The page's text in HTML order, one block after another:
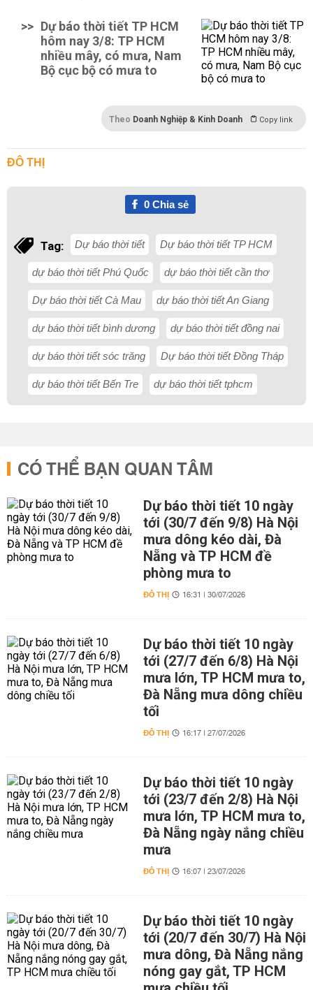
>> Dự báo thời tiết TP HCM
hôm nay 3/8: TP HCM
nhiều mây, có mưa, Nam
Bộ cục bộ có mưa to
Theo Doanh Nghiệp & Kinh Doanh Copy link
ĐÔ THỊ
0Chia sẻ
Tag: Dự báo thời tiết Dự báo thời tiết TP HCM
dự báo thời tiết Phú Quốc dự báo thời tiết cần thơ
Dự báo thời tiết Cà Mau dự báo thời tiết An Giang
dự báo thời tiết bình dương dự báo thời tiết đồng nai
dự báo thời tiết sóc trăng Dự báo thời tiết Đồng Tháp
dự báo thời tiết Bến Tre dự báo thời tiết tphcm
CÓ THỂ BẠN QUAN TÂM
Dự báo thời tiết 10 ngày
tới (30/7 đến 9/8) Hà Nội
mưa dông kéo dài, Đà
Nẵng và TP HCM đề
phòng mưa to
ĐÔ THỊ 16:31 | 30/07/2026
Dự báo thời tiết 10 ngày
tới (27/7 đến 6/8) Hà Nội
mưa lớn, TP HCM mưa to,
Đà Nẵng mưa dông chiều
tối
ĐÔ THỊ 16:17 | 27/07/2026
Dự báo thời tiết 10 ngày
tới (23/7 đến 2/8) Hà Nội
mưa lớn, TP HCM mưa to,
Đà Nẵng ngày nắng chiều
mưa
ĐÔ THỊ 16:07 | 23/07/2026
Dự báo thời tiết 10 ngày
tới (20/7 đến 30/7) Hà Nội
mưa dông, Đà Nẵng nắng
nóng gay gắt, TP HCM